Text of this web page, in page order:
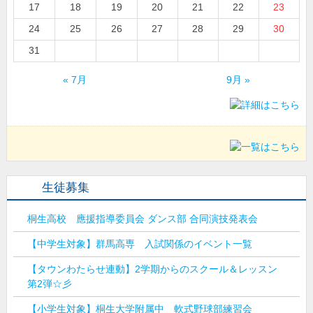
17 18 19 20 21 22
23
24
25 26 27 28 29
30
31
« 7月 9月 »
生徒募集
桐生高校 應援指導委員会 ダンス部 合同演技発表会
【中学生対象】群馬高専 入試関係のイベント一覧
【タウンわたらせ連動】2学期からのスクール＆レッスン
第2弾☆彡
【小学生対象】桐生大学附属中 軟式野球部練習会